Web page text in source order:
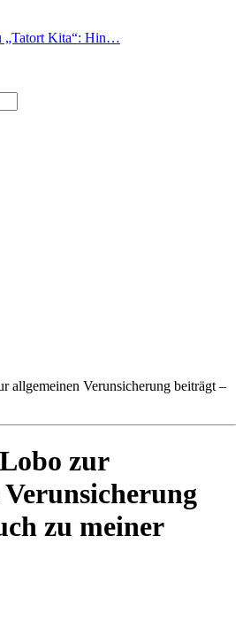
„Tatort Kita“: Hin…
allgemeinen Verunsicherung beiträgt –
zur
zu meiner